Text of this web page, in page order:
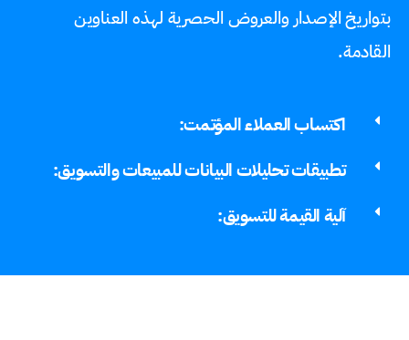
بتواريخ الإصدار والعروض الحصرية لهذه العناوين
القادمة.
اكتساب العملاء المؤتمت:
تطبيقات تحليلات البيانات للمبيعات والتسويق:
آلية القيمة للتسويق: